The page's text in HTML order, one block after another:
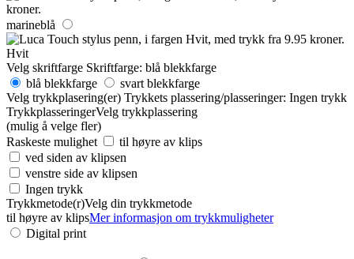
marineblå
Hvit
Velg skriftfarge Skriftfarge: blå blekkfarge
blå blekkfarge
svart blekkfarge
Velg trykkplasering(er) Trykkets plassering/plasseringer: Ingen trykk
TrykkplasseringerVelg trykkplassering
(mulig å velge fler)
Raskeste mulighet
til høyre av klips
ved siden av klipsen
venstre side av klipsen
Ingen trykk
Trykkmetode(r)Velg din trykkmetode
til høyre av klipsMer informasjon om trykkmuligheter
Digital print